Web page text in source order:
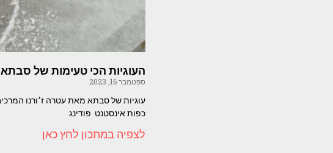
העוגיות הכי טעימות של סבתא
ספטמבר 16, 2023
כפות אינסטנט פודינג
לצפיה במתכון לחץ כאן